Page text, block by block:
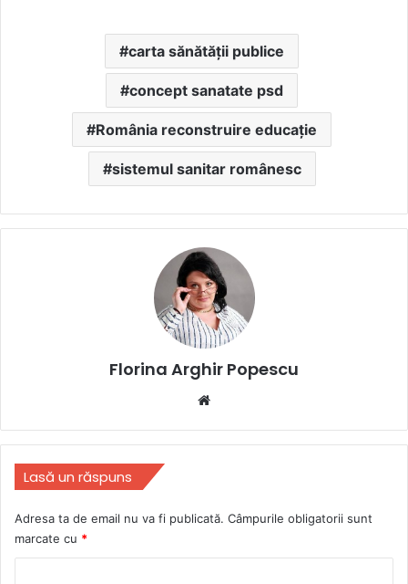
carta sănătății publice
concept sanatate psd
România reconstruire educație
sistemul sanitar românesc
Florina Arghir Popescu
Lasă un răspuns
Adresa ta de email nu va fi publicată. Câmpurile obligatorii sunt
marcate cu *